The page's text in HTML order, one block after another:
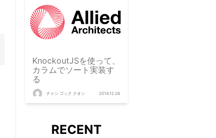
KnockoutJSを使って、
カラムでソート実装す
る
チャン ゴック クオン 2014.12.26
RECENT